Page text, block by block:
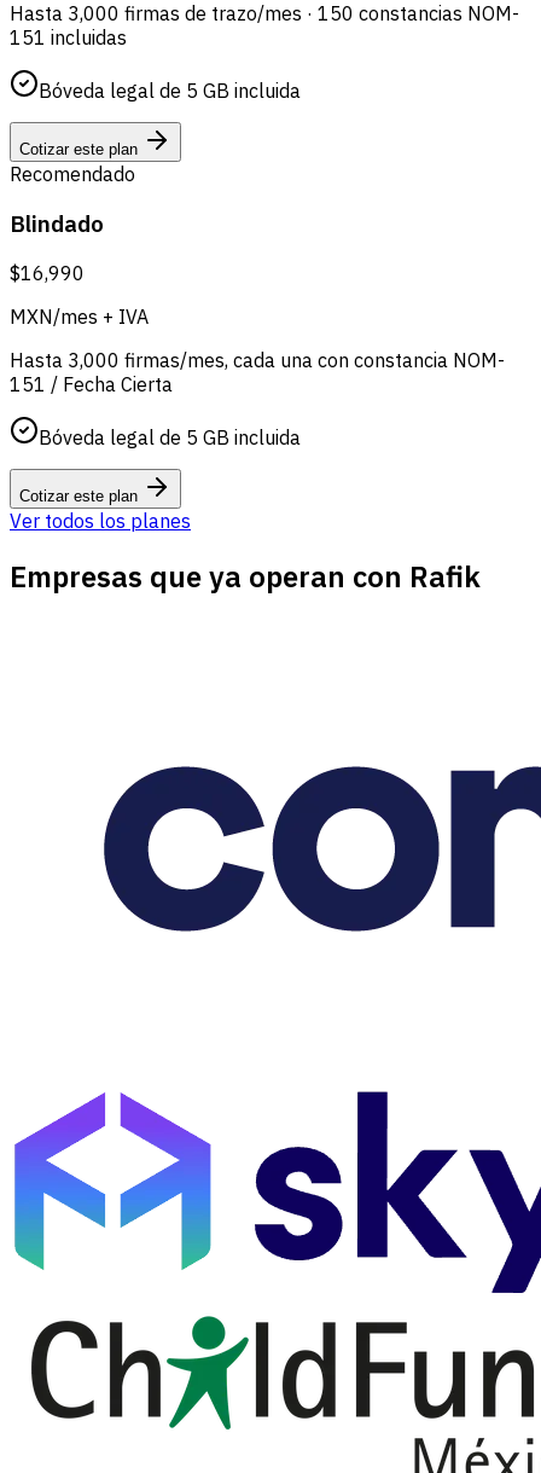
Hasta 3,000 firmas de trazo/mes · 150 constancias NOM-
151 incluidas
Bóveda legal de 5 GB incluida
Cotizar este plan
Recomendado
Blindado
$16,990
MXN/mes + IVA
Hasta 3,000 firmas/mes, cada una con constancia NOM-
151 / Fecha Cierta
Bóveda legal de 5 GB incluida
Cotizar este plan
Ver todos los planes
Empresas que ya operan con Rafik